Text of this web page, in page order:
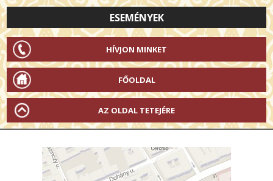
ESEMÉNYEK
HÍVJON MINKET
FŐOLDAL
AZ OLDAL TETEJÉRE